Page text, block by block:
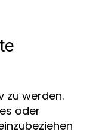
zu werden.
oder